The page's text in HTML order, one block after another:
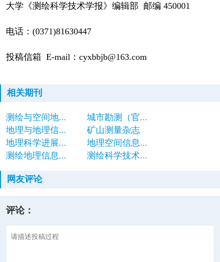
大学《测绘科学技术学报》编辑部 邮编 450001
电话：(0371)81630447
投稿信箱 E-mail：cyxbbjb@163.com
相关期刊
测绘与空间地...
城市勘测（官...
地理与地理信...
矿山测量杂志
地理科学进展...
地理空间信息...
测绘地理信息...
测绘科学技术...
网友评论
评论：